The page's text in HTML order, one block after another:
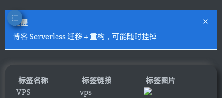
提醒
博客 Serverless 迁移 + 重构，可能随时挂掉
标签名称 标签链接
标签图片
VPS
vps